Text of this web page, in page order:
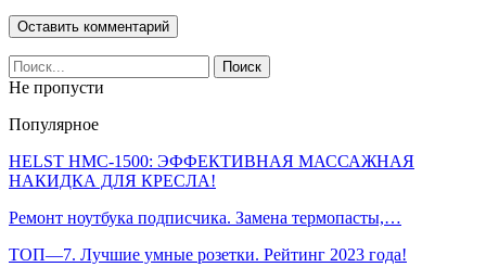
Не пропусти
Популярное
HELST HMC-1500: ЭФФЕКТИВНАЯ МАССАЖНАЯ
НАКИДКА ДЛЯ КРЕСЛА!
Ремонт ноутбука подписчика. Замена термопасты,…
ТОП—7. Лучшие умные розетки. Рейтинг 2023 года!